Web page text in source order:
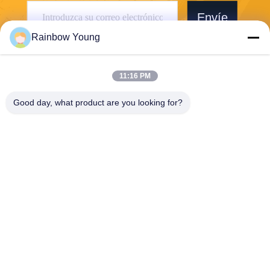
Envíe
Rainbow Young
11:16 PM
Good day, what product are you looking for?